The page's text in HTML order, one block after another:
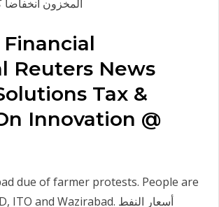
المخزون انخفاضاً
Reuters News
Tax &
Innovation @
due of farmer protests. People are
advised to take alternate route for Ghaziabad via DND, ITO and Wazirabad. أسعار النفط